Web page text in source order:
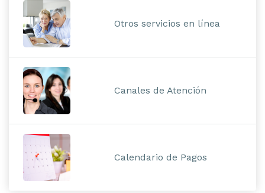
Otros servicios en línea
Canales de Atención
Calendario de Pagos